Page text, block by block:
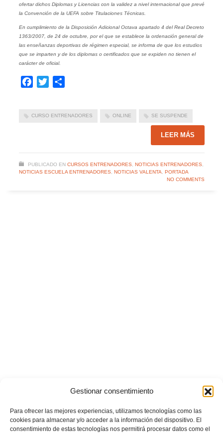
Gestionar consentimiento
Para ofrecer las mejores experiencias, utilizamos tecnologías como las
cookies para almacenar y/o acceder a la información del dispositivo. El
consentimiento de estas tecnologías nos permitirá procesar datos como el
ofertar dichos Diplomas y Licencias con la validez a nivel internacional que prevé
la Convención de la UEFA sobre Titulaciones Técnicas.
En cumplimiento de la Disposición Adicional Octava apartado 4 del Real Decreto
1363/2007, de 24 de octubre, por el que se establece la ordenación general de
las enseñanzas deportivas de régimen especial, se informa de que los estudios
que se imparten y de los diplomas o certificados que se expiden no tienen el
carácter de oficial.
Facebook
Twitter
CURSO ENTRENADORES ONLINE SE SUSPENDE
LEER MÁS
PUBLICADO EN CURSOS ENTRENADORES, NOTICIAS ENTRENADORES,
NOTICIAS ESCUELA ENTRENADORES, NOTICIAS VALENTA
PORTADA
NO COMMENTS